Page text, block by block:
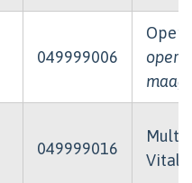
049999006
049999016